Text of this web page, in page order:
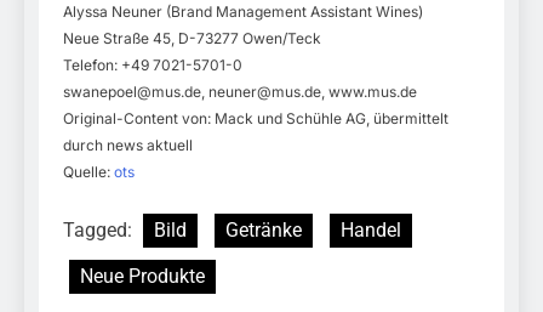
Alyssa Neuner (Brand Management Assistant Wines)
Neue Straße 45, D-73277 Owen/Teck
Telefon: +49 7021-5701-0
swanepoel@mus.de neuner@mus.de , www.mus.de
Original-Content von: Mack und Schühle AG, übermittelt
durch news aktuell
Quelle: ots
Tagged: Bild Getränke
Handel
Neue Produkte